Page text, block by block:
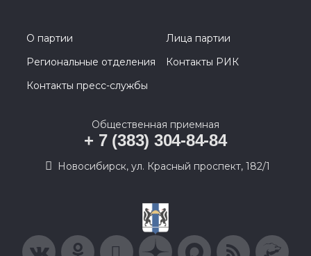
О партии
Лица партии
Региональные отделения
Контакты РИК
Контакты пресс-службы
Общественная приемная
+ 7 (383) 304-84-84
Новосибирск, ул. Красный проспект, 182/1